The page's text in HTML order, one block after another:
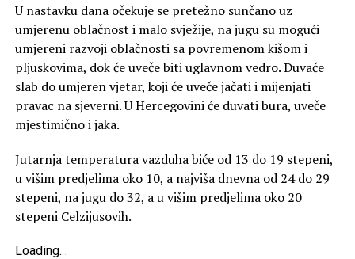
U nastavku dana očekuje se pretežno sunčano uz
umjerenu oblačnost i malo svježije, na jugu su mogući
umjereni razvoji oblačnosti sa povremenom kišom i
pljuskovima, dok će uveče biti uglavnom vedro. Duvaće
slab do umjeren vjetar, koji će uveče jačati i mijenjati
pravac na sjeverni. U Hercegovini će duvati bura, uveče
mjestimično i jaka.
Jutarnja temperatura vazduha biće od 13 do 19 stepeni,
u višim predjelima oko 10, a najviša dnevna od 24 do 29
stepeni, na jugu do 32, a u višim predjelima oko 20
stepeni Celzijusovih.
Loading.